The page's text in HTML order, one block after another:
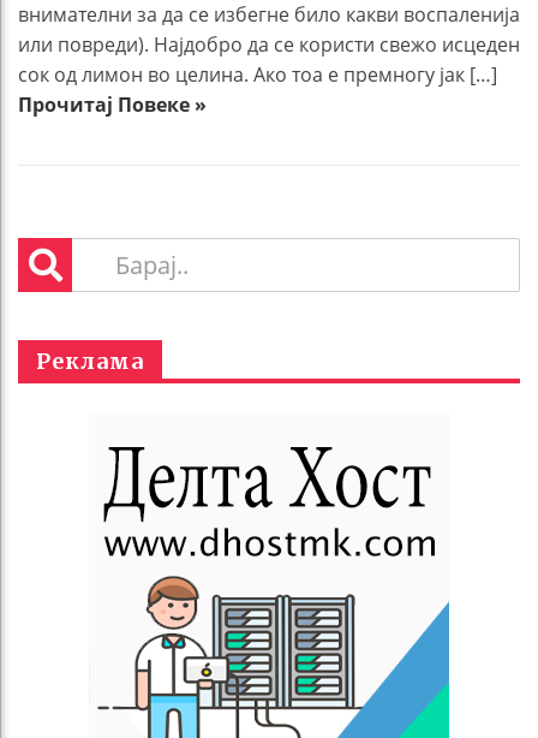
внимателни за да се избегне било какви воспаленија
или повреди). Најдобро да се користи свежо исцеден
сок од лимон во целина. Ако тоа е премногу јак […]
Прочитај Повеке »
Реклама